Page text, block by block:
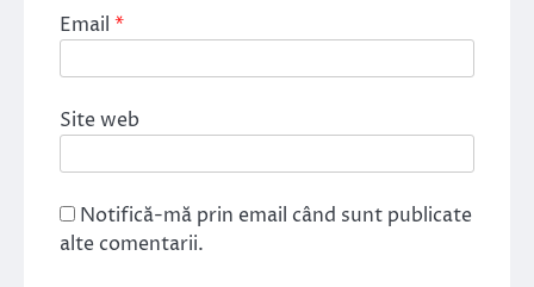
Email *
Site web
Notifică-mă prin email când sunt publicate
alte comentarii.